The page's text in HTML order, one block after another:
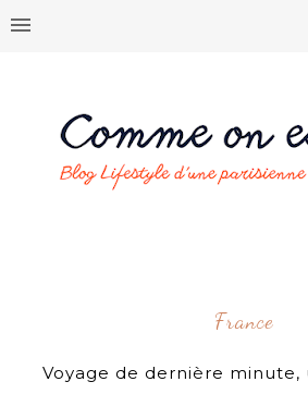
France
Voyage de dernière minute,